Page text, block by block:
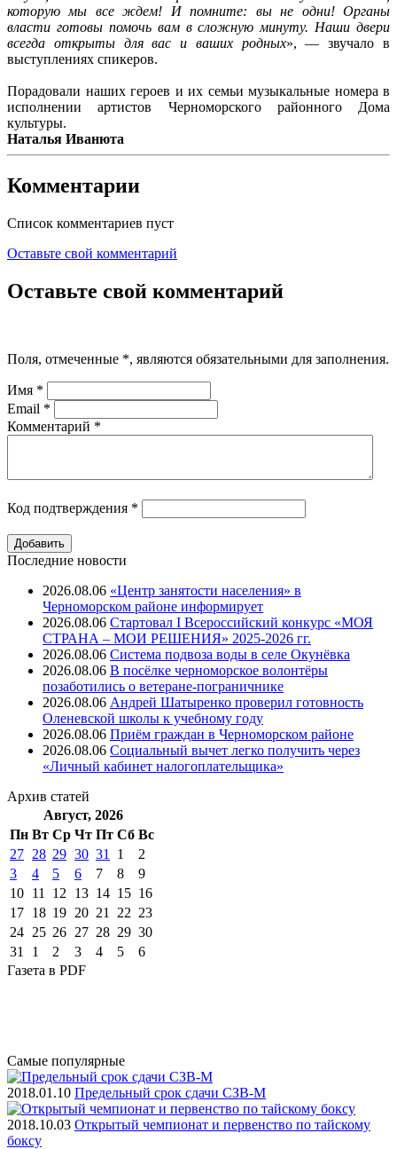
которую мы все ждем! И помните: вы не одни! Органы
власти готовы помочь вам в сложную минуту. Наши двери
всегда открыты для вас и ваших родных», — звучало в
выступлениях спикеров.
Порадовали наших героев и их семьи музыкальные номера в
исполнении артистов Черноморского районного Дома
культуры.
Наталья Иванюта
Комментарии
Список комментариев пуст
Оставьте свой комментарий
Оставьте свой комментарий
Поля, отмеченные *, являются обязательными для заполнения.
Имя *
Email *
Комментарий *
Код подтверждения *
Последние новости
2026.08.06 «Центр занятости населения» в
Черноморском районе информирует
2026.08.06 Стартовал I Всероссийский конкурс «МОЯ
СТРАНА – МОИ РЕШЕНИЯ» 2025-2026 гг.
2026.08.06 Система подвоза воды в селе Окунёвка
2026.08.06 В посёлке черноморское волонтёры
позаботились о ветеране-пограничнике
2026.08.06 Андрей Шатыренко проверил готовность
Оленевской школы к учебному году
2026.08.06 Приём граждан в Черноморском районе
2026.08.06 Социальный вычет легко получить через
«Личный кабинет налогоплательщика»
Архив статей
Август, 2026
Пн Вт Ср Чт Пт Cб Вс
27 28 29 30 31 1
2
3
4 5 6 7 8
9
10 11 12 13 14 15 16
17 18 19 20 21 22 23
24 25 26 27 28 29 30
31
1 2 3 4 5
6
Газета в PDF
Самые популярные
2018.01.10 Предельный срок сдачи СЗВ-М
2018.10.03 Открытый чемпионат и первенство по тайскому
боксу